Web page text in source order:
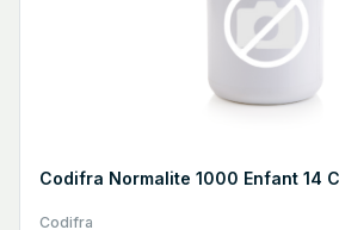
Codifra Normalite 1000 Enfant 14
Codifra